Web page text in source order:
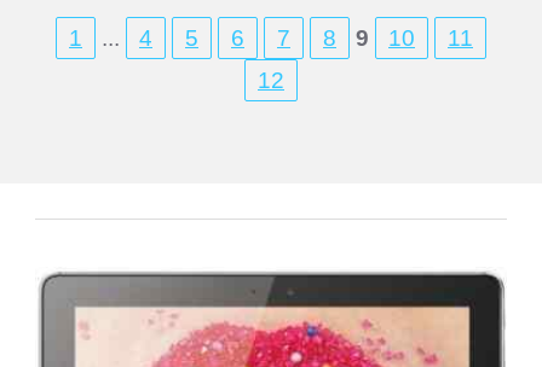
1 ... 4 5 6 7 8 9 10
11
12
Zopo